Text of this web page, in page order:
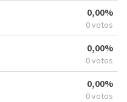
0,00%
0 votos
0,00%
0 votos
0,00%
0 votos